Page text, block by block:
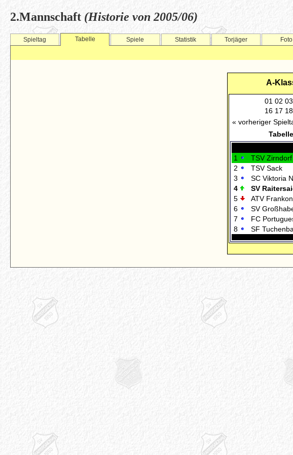
2.Mannschaft (Historie von 2005/06)
Spieltag Tabelle Spiele Statistik Torjäger Foto
A-
01 02 03
16 17 18
« vorheriger
Tabelle
1
TSV Zirndorf
2
TSV Sack
3
SC Viktoria
4
SV
5
ATV
6
SV
7
FC
8
SF